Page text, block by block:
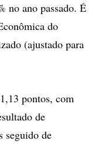
no ano passado. É
do
(ajustado para
pontos, com
de
seguido de